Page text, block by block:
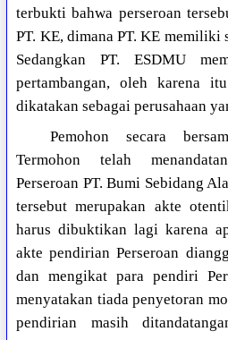
terbukti bahwa perseroan
PT. KE, dimana PT. KE memiliki
Sedangkan PT. ESDMU
pertambangan, oleh karena
dikatakan sebagai perusahaan
Pemohon secara
Termohon telah
Perseroan PT. Bumi Sebidang
tersebut merupakan akte
harus dibuktikan lagi karena
akte pendirian Perseroan
dan mengikat para pendiri
menyatakan tiada penyetoran
pendirian masih